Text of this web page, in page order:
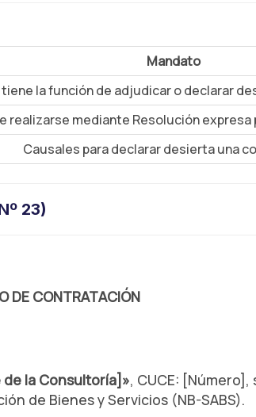
Mandato
tiene la función de adjudicar o declarar
realizarse mediante Resolución expresa
Causales para declarar desierta una
23)
DE CONTRATACIÓN
de la Consultoría]», CUCE:
de Bienes y Servicios (NB-SABS).